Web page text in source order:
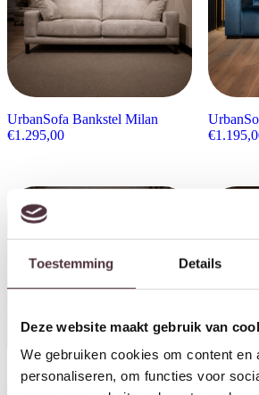
Toestemming Details
Deze website maakt gebruik van
We gebruiken cookies om content en
personaliseren, om functies voor
UrbanSofa Bankstel Milan
€1.295,00
€